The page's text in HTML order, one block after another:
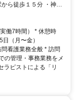
働7時間） * 休憩時
（月〜金）
看護業務全般 * 訪問
の管理・事務業務をメ
ラピストによる「リ